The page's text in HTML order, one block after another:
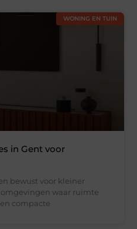
WONING EN TUIN
in Gent voor
bewust voor kleiner
waar ruimte
compacte